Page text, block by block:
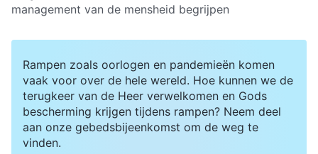
management van de mensheid begrijpen
Rampen zoals oorlogen en pandemieën komen
vaak voor over de hele wereld. Hoe kunnen we de
terugkeer van de Heer verwelkomen en Gods
bescherming krijgen tijdens rampen? Neem deel
aan onze gebedsbijeenkomst om de weg te
vinden.